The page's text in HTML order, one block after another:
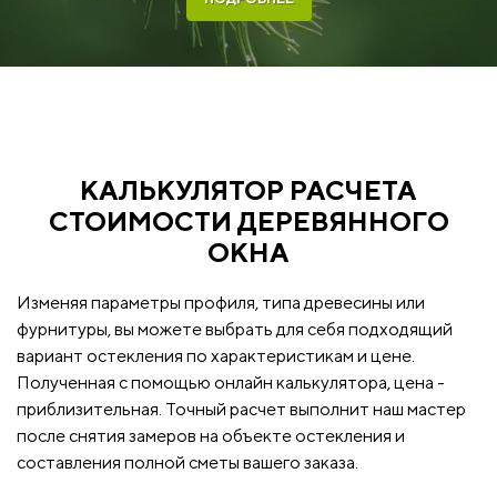
КАЛЬКУЛЯТОР РАСЧЕТА
СТОИМОСТИ ДЕРЕВЯННОГО
ОКНА
Изменяя параметры профиля, типа древесины или
фурнитуры, вы можете выбрать для себя подходящий
вариант остекления по характеристикам и цене.
Полученная с помощью онлайн калькулятора, цена -
приблизительная. Точный расчет выполнит наш мастер
после снятия замеров на объекте остекления и
составления полной сметы вашего заказа.